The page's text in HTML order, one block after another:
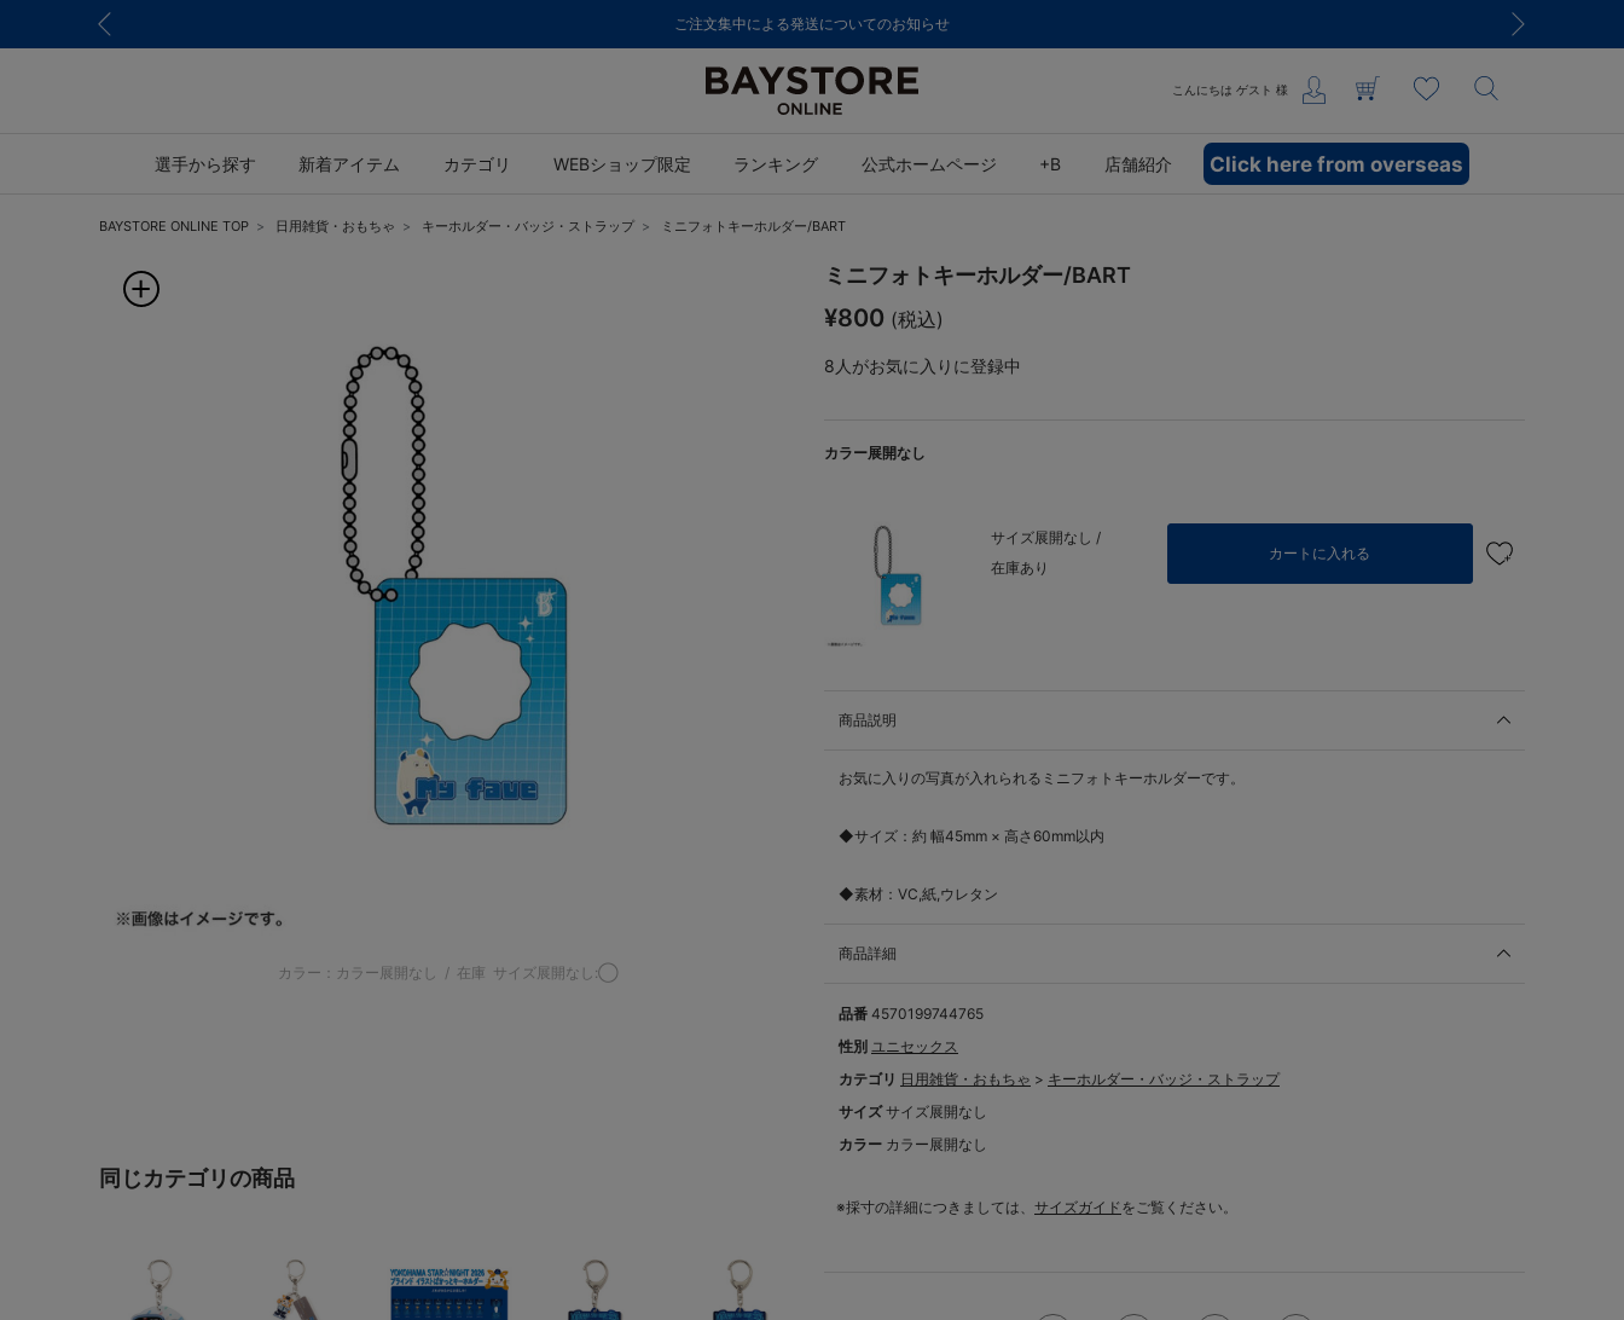
ご注文集中による発送についてのお知らせ
こんにちは ゲスト 様
選手から探す 新着アイテム カテゴリ WEBショップ限定 ランキング 公式ホームページ +B 店舗紹介 Click here from overseas
BAYSTORE ONLINE TOP 日用雑貨・おもちゃ キーホルダー・バッジ・ストラップ ミニフォトキーホルダー/BART
カラー：カラー展開なし / 在庫 サイズ展開なし:◯
同じカテゴリの商品
ミニフォトキーホルダー/BART
¥800 (税込)
8 人がお気に入りに登録中
カラー展開なし
サイズ展開なし /
在庫あり
カートに入れる
商品説明
お気に入りの写真が入れられるミニフォトキーホルダーです。
◆サイズ：約 幅45mm × 高さ60mm以内
◆素材：VC,紙,ウレタン
商品詳細
品番 4570199744765
性別 ユニセックス
カテゴリ 日用雑貨・おもちゃ > キーホルダー・バッジ・ストラップ
サイズ サイズ展開なし
カラー カラー展開なし
※採寸の詳細につきましては、 サイズガイドをご覧ください。